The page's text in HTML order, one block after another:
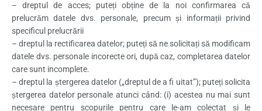
– dreptul de acces; puteți obține de la noi confirmarea că
prelucrăm datele dvs. personale, precum și informații privind
specificul prelucrării
– dreptul la rectificarea datelor; puteți să ne solicitați să modificam
datele dvs. personale incorecte ori, după caz, completarea datelor
care sunt incomplete.
– dreptul la ștergerea datelor („dreptul de a fi uitat”); puteți solicita
ștergerea datelor personale atunci când: (i) acestea nu mai sunt
necesare pentru scopurile pentru care le-am colectat și le